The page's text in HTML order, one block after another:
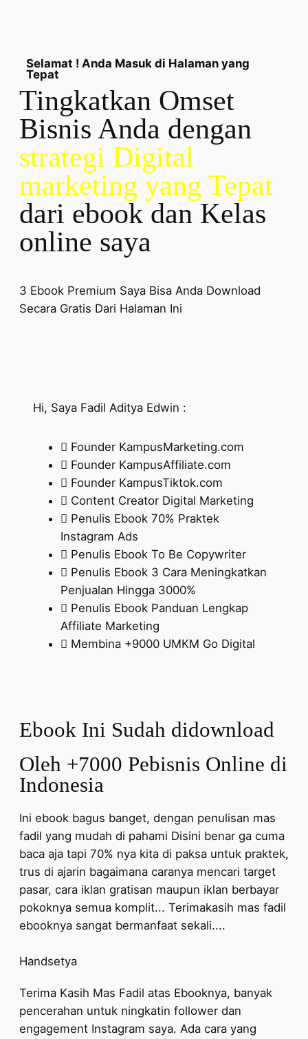
Selamat ! Anda Masuk di Halaman yang
Tepat
Tingkatkan Omset
Bisnis Anda dengan
strategi Digital
marketing yang Tepat
dari ebook dan Kelas
online saya
3 Ebook Premium Saya Bisa Anda Download
Secara Gratis Dari Halaman Ini
Hi, Saya Fadil Aditya Edwin :
Founder KampusMarketing.com
Founder KampusAffiliate.com
Founder KampusTiktok.com
Content Creator Digital Marketing
Penulis Ebook 70% Praktek
Instagram Ads
Penulis Ebook To Be Copywriter
Penulis Ebook 3 Cara Meningkatkan
Penjualan Hingga 3000%
Penulis Ebook Panduan Lengkap
Affiliate Marketing
Membina +9000 UMKM Go Digital
Ebook Ini Sudah didownload
Oleh +7000 Pebisnis Online di
Indonesia
Ini ebook bagus banget, dengan penulisan mas
fadil yang mudah di pahami Disini benar ga cuma
baca aja tapi 70% nya kita di paksa untuk praktek,
trus di ajarin bagaimana caranya mencari target
pasar, cara iklan gratisan maupun iklan berbayar
pokoknya semua komplit... Terimakasih mas fadil
ebooknya sangat bermanfaat sekali....
Handsetya
Terima Kasih Mas Fadil atas Ebooknya, banyak
pencerahan untuk ningkatin follower dan
engagement Instagram saya. Ada cara yang